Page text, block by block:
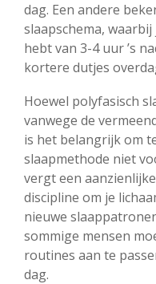
dag. Een andere
slaapschema,
hebt van 3-4 uur ’s
kortere dutjes
Hoewel polyfasisch
vanwege de
is het belangrijk om
slaapmethode niet
vergt een
discipline om je
nieuwe
sommige mensen
routines aan te
dag.